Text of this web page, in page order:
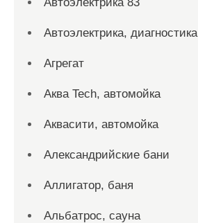
Автоэлектрика, диагностика
Агрегат
Аква Tech, автомойка
Аквасити, автомойка
Александрийские бани
Аллигатор, баня
Альбатрос, сауна